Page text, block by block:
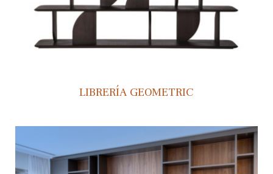
LIBRERÍA GEOMETRIC